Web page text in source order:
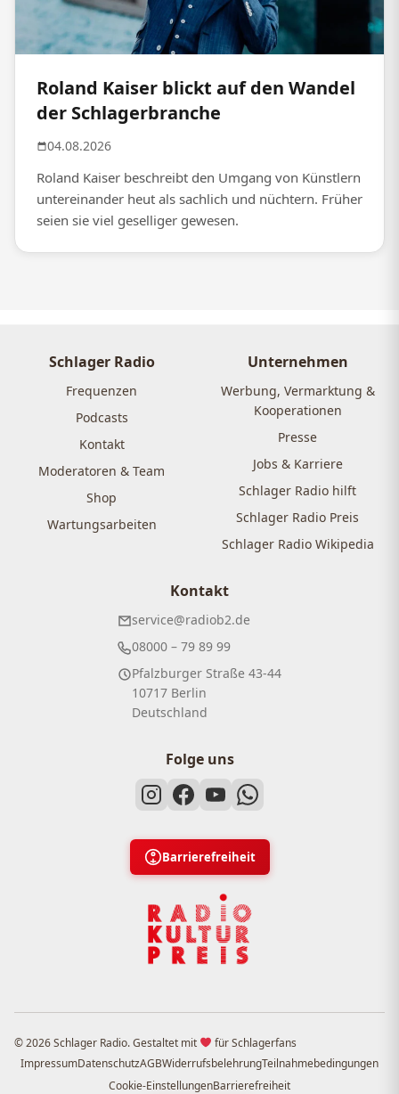
Roland Kaiser blickt auf den Wandel
der Schlagerbranche
04.08.2026
Roland Kaiser beschreibt den Umgang von Künstlern
untereinander heut als sachlich und nüchtern. Früher
seien sie viel geselliger gewesen.
Schlager Radio
Frequenzen
Podcasts
Kontakt
Moderatoren & Team
Shop
Wartungsarbeiten
Unternehmen
Werbung, Vermarktung &
Kooperationen
Presse
Jobs & Karriere
Schlager Radio hilft
Schlager Radio Preis
Schlager Radio Wikipedia
Kontakt
service@radiob2.de
08000 – 79 89 99
Pfalzburger Straße 43-44
10717 Berlin
Deutschland
Folge uns
Barrierefreiheit
© 2026 Schlager Radio. Gestaltet mit
für Schlagerfans
ImpressumDatenschutzAGBWiderrufsbelehrungTeilnahmebedingungen
Cookie-EinstellungenBarrierefreiheit